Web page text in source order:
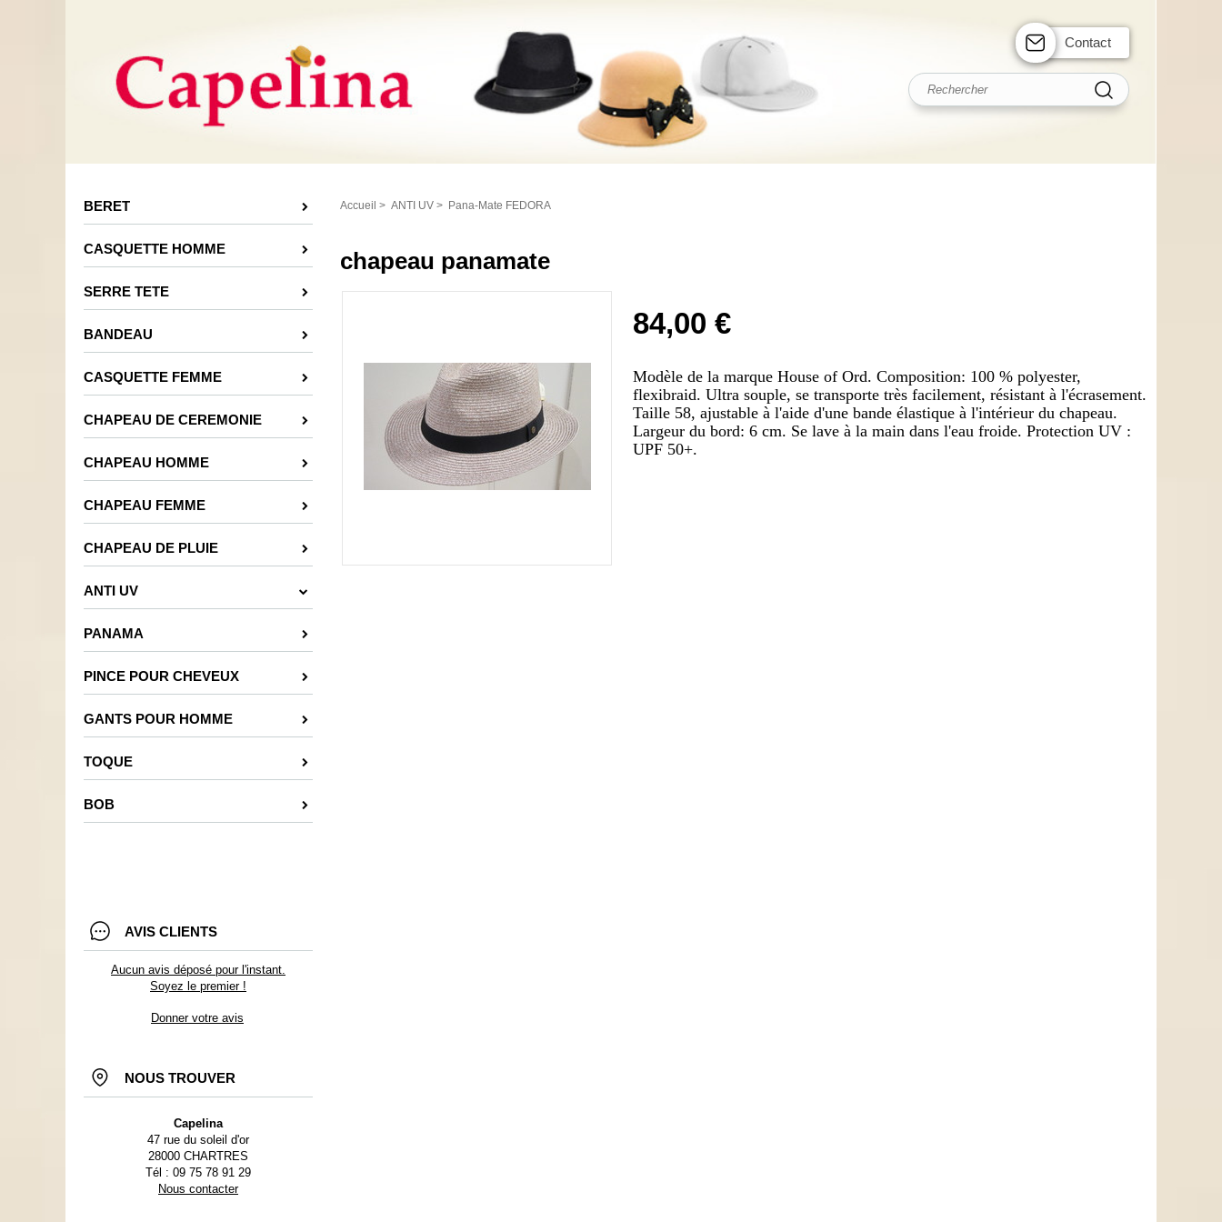
Contact
BERET
CASQUETTE HOMME
SERRE TETE
BANDEAU
CASQUETTE FEMME
CHAPEAU DE CEREMONIE
CHAPEAU HOMME
CHAPEAU FEMME
CHAPEAU DE PLUIE
ANTI UV
PANAMA
PINCE POUR CHEVEUX
GANTS POUR HOMME
TOQUE
BOB
AVIS CLIENTS
Aucun avis déposé pour l'instant.
Soyez le premier !
Donner votre avis
NOUS TROUVER
Capelina
47 rue du soleil d'or
28000 CHARTRES
Tél : 09 75 78 91 29
Nous contacter
Accueil > ANTI UV > Pana-Mate FEDORA
chapeau panamate
84,00 €
Modèle de la marque House of Ord. Composition: 100 % polyester,
flexibraid. Ultra souple, se transporte très facilement, résistant à l'écrasement.
Taille 58, ajustable à l'aide d'une bande élastique à l'intérieur du chapeau.
Largeur du bord: 6 cm. Se lave à la main dans l'eau froide. Protection UV :
UPF 50+.